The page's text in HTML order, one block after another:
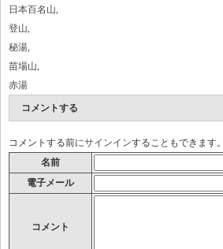
日本百名山
登山
秘湯
苗場山
赤湯
コメントする
コメントする前にサインインすることもできます。
名前
電子メール
コメント